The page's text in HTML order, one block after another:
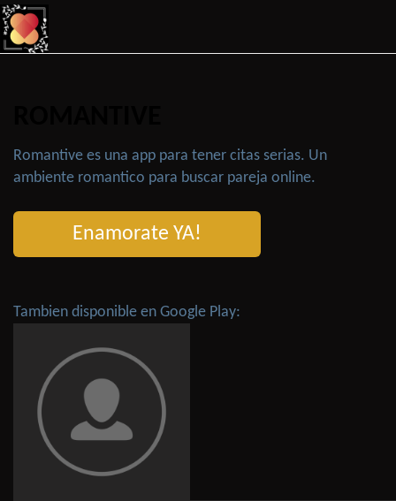
Romantive es una app para tener citas serias. Un
ambiente romantico para buscar pareja online.
Enamorate YA!
Tambien disponible en Google Play: